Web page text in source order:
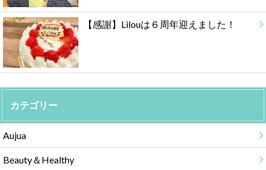
【感謝】Lilouは６周年迎えました！
カテゴリー
Aujua
Beauty＆Healthy